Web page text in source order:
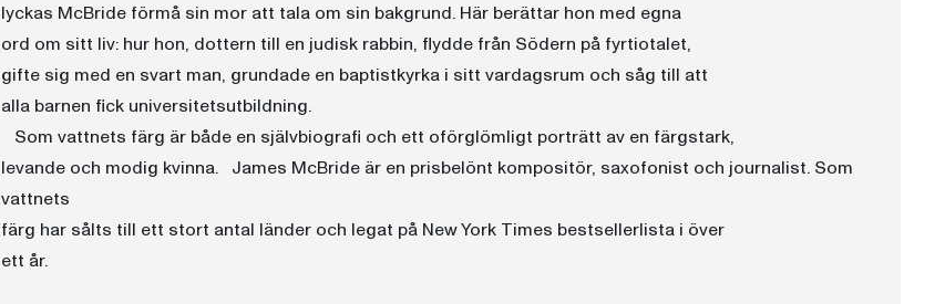
lyckas McBride förmå sin mor att tala om sin bakgrund. Här berättar hon med egna
ord om sitt liv: hur hon, dottern till en judisk rabbin, flydde från Södern på fyrtiotalet,
gifte sig med en svart man, grundade en baptistkyrka i sitt vardagsrum och såg till att
alla barnen fick universitetsutbildning.
Som vattnets färg är både en självbiografi och ett oförglömligt porträtt av en färgstark,
levande och modig kvinna. James McBride är en prisbelönt kompositör, saxofonist och journalist. Som
vattnets
färg har sålts till ett stort antal länder och legat på New York Times bestsellerlista i över
ett år.